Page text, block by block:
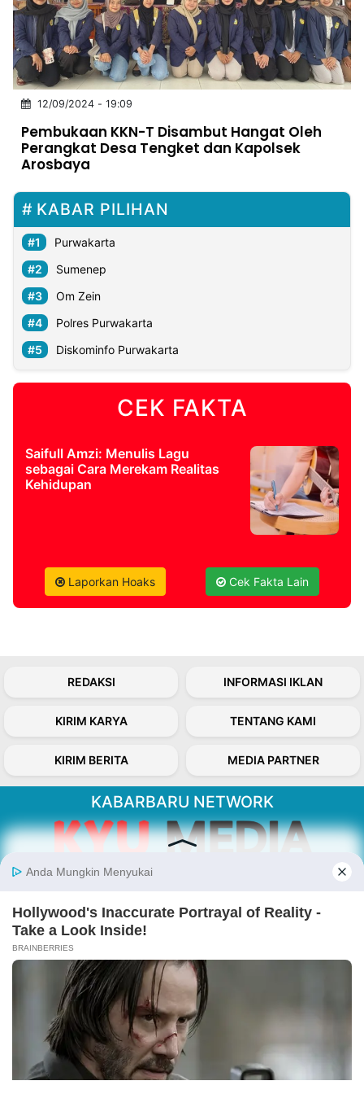
INDONESIA
Partner
NTB
Time
IDN
Jogja
Rakyat
News
Notice
Baru
Kabarbaru
Kabarbaru
12/09/2024 - 19:09
Pembukaan KKN-T Disambut Hangat Oleh
Perangkat Desa Tengket dan Kapolsek
Arosbaya
KABAR PILIHAN
Purwakarta
Sumenep
Om Zein
Polres Purwakarta
Diskominfo Purwakarta
CEK FAKTA
Saifull Amzi: Menulis Lagu
sebagai Cara Merekam Realitas
Kehidupan
Laporkan Hoaks Cek Fakta Lain
REDAKSI INFORMASI IKLAN
KIRIM KARYA TENTANG KAMI
KIRIM BERITA MEDIA PARTNER
KABARBARU NETWORK
Kabarbaru.co menyajikan berita aktual dan
Follow Kabarbaru